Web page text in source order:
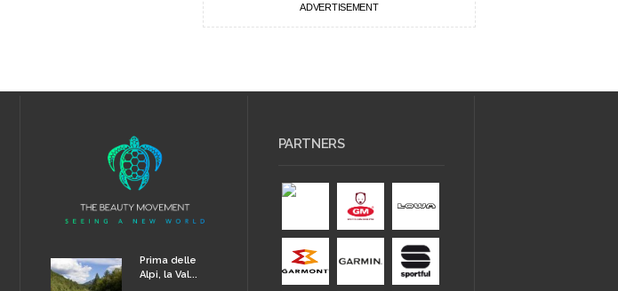
ADVERTISEMENT
Prima delle
Alpi, la Val...
PARTNERS